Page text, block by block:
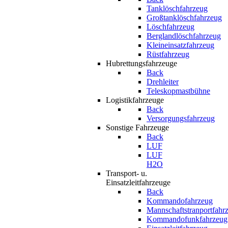
Tanklöschfahrzeug
Großtanklöschfahrzeug
Löschfahrzeug
Berglandlöschfahrzeug
Kleineinsatzfahrzeug
Rüstfahrzeug
Hubrettungsfahrzeuge
Back
Drehleiter
Teleskopmastbühne
Logistikfahrzeuge
Back
Versorgungsfahrzeug
Sonstige Fahrzeuge
Back
LUF
LUF
H2O
Transport- u.
Einsatzleitfahrzeuge
Back
Kommandofahrzeug
Kommandofunkfahrzeug